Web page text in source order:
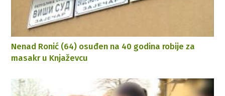
Nenad Ronić (64) osuđen na 40 godina robije za
masakr u Knjaževcu